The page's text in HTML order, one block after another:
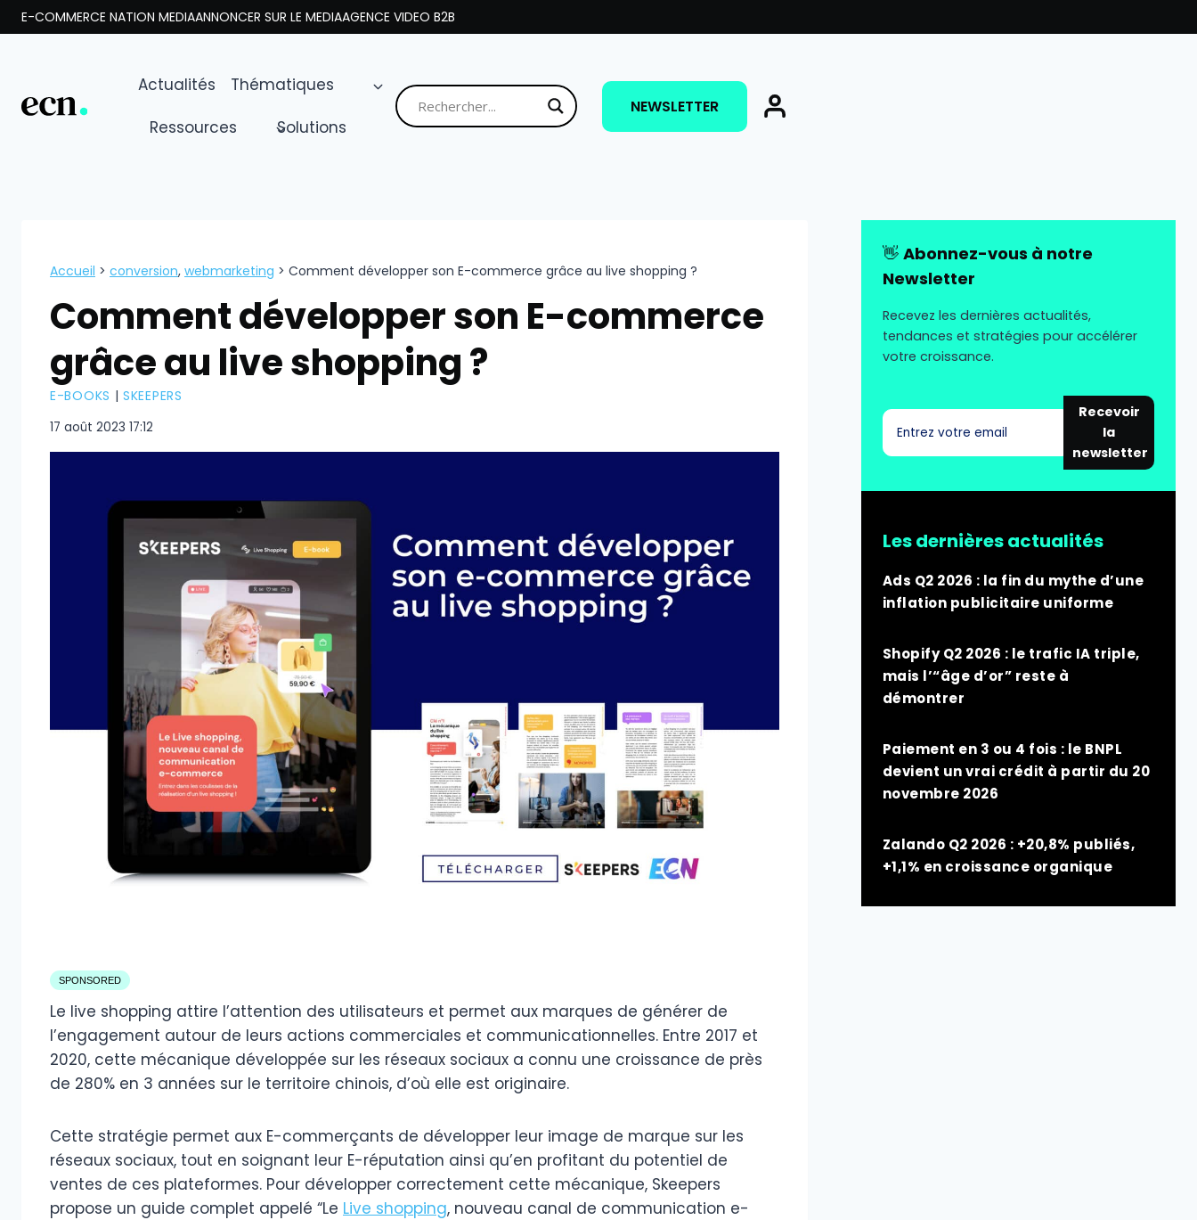
Aller
au
E-COMMERCE NATION MEDIAANNONCER SUR LE MEDIAAGENCE VIDEO B2B
Actualités
Thématiques
Ressources
Solutions
NEWSLETTER
Accueil > conversion, webmarketing > Comment développer son E-commerce grâce au live shopping ?
Comment développer son E-commerce
grâce au live shopping ?
E-BOOKS |SKEEPERS
17 août 2023 17:12
SPONSORED
Le live shopping attire l’attention des utilisateurs et permet aux marques de générer de
l’engagement autour de leurs actions commerciales et communicationnelles. Entre 2017 et
2020, cette mécanique développée sur les réseaux sociaux a connu une croissance de près
de 280% en 3 années sur le territoire chinois, d’où elle est originaire.
Cette stratégie permet aux E-commerçants de développer leur image de marque sur les
réseaux sociaux, tout en soignant leur E-réputation ainsi qu’en profitant du potentiel de
ventes de ces plateformes. Pour développer correctement cette mécanique, Skeepers
propose un guide complet appelé “Le Live shopping, nouveau canal de communication e-
👋 Abonnez-vous à notre
Newsletter
Recevez les dernières actualités,
tendances et stratégies pour accélérer
votre croissance.
Recevoir
la
newsletter
Les dernières actualités
Ads Q2 2026 : la fin du mythe d’une
inflation publicitaire uniforme
Shopify Q2 2026 : le trafic IA triple,
mais l’“âge d’or” reste à
démontrer
Paiement en 3 ou 4 fois : le BNPL
devient un vrai crédit à partir du 20
novembre 2026
Zalando Q2 2026 : +20,8% publiés,
+1,1% en croissance organique